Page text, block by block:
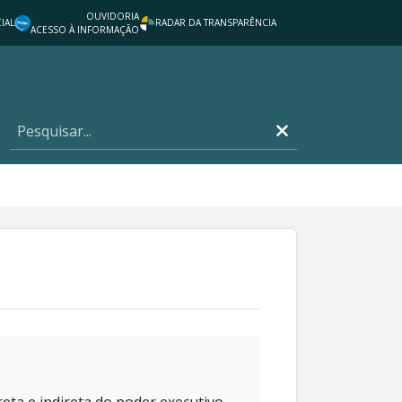
OUVIDORIA
ACESSO À INFORMAÇÃO
RADAR DA TRANSPARÊNCIA